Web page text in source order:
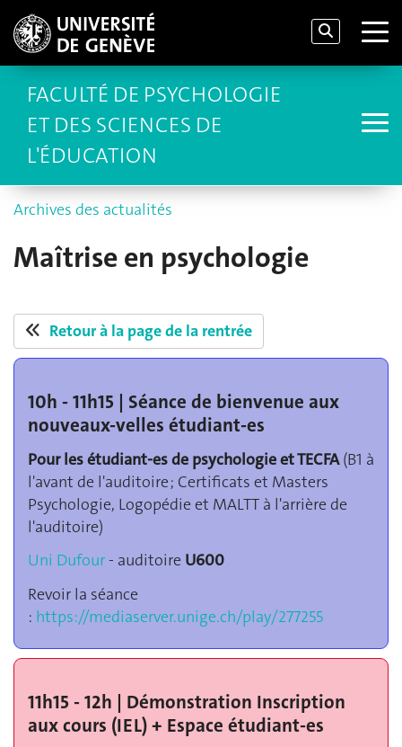
FACULTÉ DE PSYCHOLOGIE
ET DES SCIENCES DE
L'ÉDUCATION
Archives des actualités
Maîtrise en psychologie
Retour à la page de la rentrée
10h - 11h15 | Séance de bienvenue aux
nouveaux-velles étudiant-es
Pour les étudiant-es de psychologie et TECFA(B1 à
l'avant de l'auditoire ; Certificats et Masters
Psychologie, Logopédie et MALTT à l'arrière de
l'auditoire)
Uni Dufour- auditoire U600
Revoir la séance
: https://mediaserver.unige.ch/play/277255
11h15 - 12h | Démonstration Inscription
aux cours (IEL) + Espace étudiant-es